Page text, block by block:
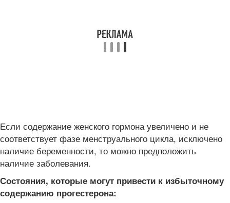
Если содержание женского гормона увеличено и не
соответствует фазе менструального цикла, исключено
наличие беременности, то можно предположить
наличие заболевания.
Состояния, которые могут привести к избыточному
содержанию прогестерона: